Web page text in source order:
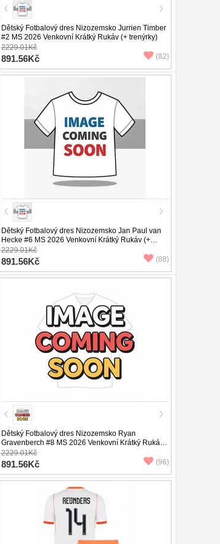
Dětský Fotbalový dres Nizozemsko Jurrien Timber
#2 MS 2026 Venkovní Krátký Rukáv (+ trenýrky)
2229.01Kč
891.56Kč (82)
Dětský Fotbalový dres Nizozemsko Jan Paul van
Hecke #6 MS 2026 Venkovní Krátký Rukáv (+
trenýrky)
2229.01Kč
891.56Kč (88)
Dětský Fotbalový dres Nizozemsko Ryan
Gravenberch #8 MS 2026 Venkovní Krátký Rukáv
(+ trenýrky)
2229.01Kč
891.56Kč (96)